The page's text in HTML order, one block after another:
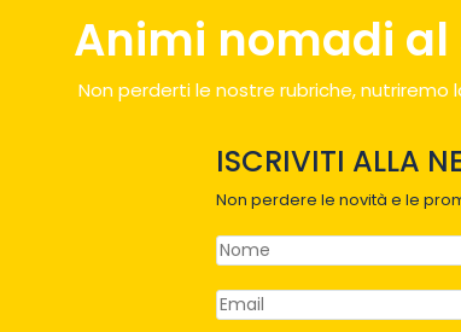
Animi nomadi al
Non perderti le nostre rubriche,
ISCRIVITI ALLA
Non perdere le novità e le